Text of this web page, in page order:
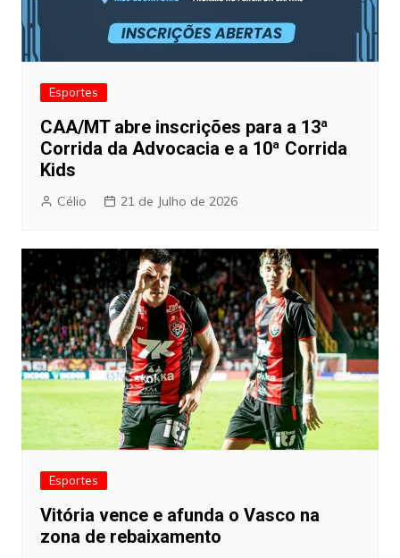
Esportes
CAA/MT abre inscrições para a 13ª
Corrida da Advocacia e a 10ª Corrida
Kids
Célio 21 de Julho de 2026
Esportes
Vitória vence e afunda o Vasco na
zona de rebaixamento